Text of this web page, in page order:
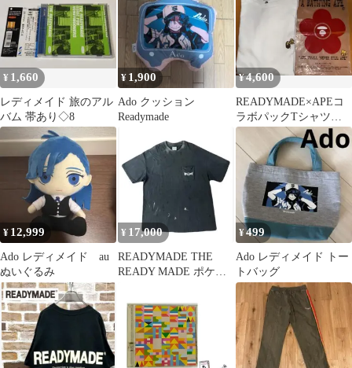
¥ 1,660
レディメイド 旅のアル
バム 帯あり◇8
¥ 1,900
Ado クッション
Readymade
¥4,600
READYMADE×APEコ
ラボパックTシャツ M
サイズ
¥ 12,999
Ado レディメイド au
ぬいぐるみ
¥ 17,000
READYMADE THE
READY MADE ポケッ
¥499
Ado レディメイド トー
トバッグ